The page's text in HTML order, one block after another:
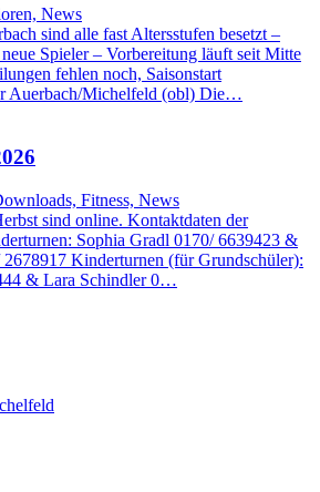
News
sind alle fast Altersstufen besetzt –
Spieler – Vorbereitung läuft seit Mitte
fehlen noch, Saisonstart
Auerbach/Michelfeld (obl) Die…
Fitness, News
sind online. Kontaktdaten der
Sophia Gradl 0170/ 6639423 &
Kinderturnen (für Grundschüler):
& Lara Schindler 0…